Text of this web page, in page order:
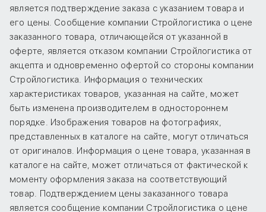
является подтверждение заказа с указанием товара и
его цены. Сообщение компании Стройлогистика о цене
заказанного товара, отличающейся от указанной в
оферте, является отказом компании Стройлогистика от
акцепта и одновременно офертой со стороны компании
Стройлогистика. Информация о технических
характеристиках товаров, указанная на сайте, может
быть изменена производителем в одностороннем
порядке. Изображения товаров на фотографиях,
представленных в каталоге на сайте, могут отличаться
от оригиналов. Информация о цене товара, указанная в
каталоге на сайте, может отличаться от фактической к
моменту оформления заказа на соответствующий
товар. Подтверждением цены заказанного товара
является сообщение компании Стройлогистика о цене